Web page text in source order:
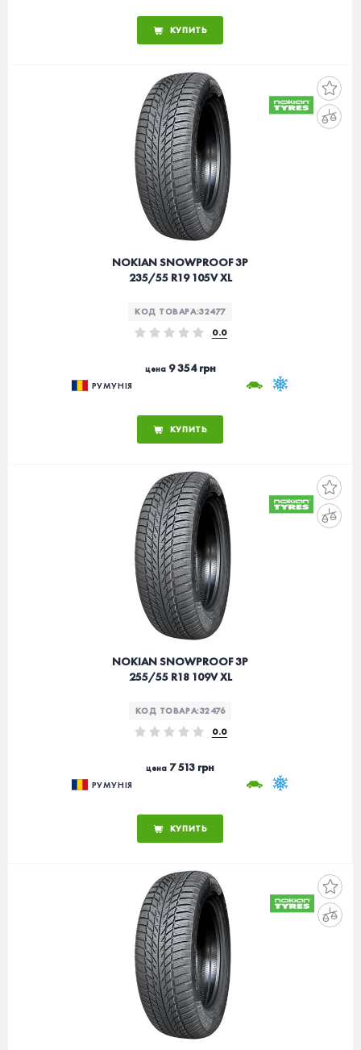
КУПИТЬ
NOKIAN SNOWPROOF 3P
235/55 R19 105V XL
КОД ТОВАРА:32477
0.0
цена9 354 грн
РУМУНІЯ
КУПИТЬ
NOKIAN SNOWPROOF 3P
255/55 R18 109V XL
КОД ТОВАРА:32476
0.0
цена 7 513 грн
РУМУНІЯ
КУПИТЬ